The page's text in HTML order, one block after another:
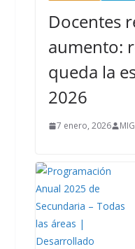
Docentes
aumento:
queda la
2026
7 enero, 2026